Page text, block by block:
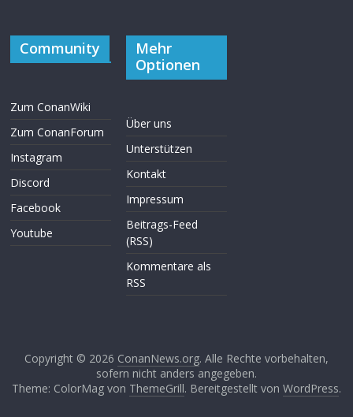
Community
Zum ConanWiki
Zum ConanForum
Instagram
Discord
Facebook
Youtube
Mehr
Optionen
Über uns
Unterstützen
Kontakt
Impressum
Beitrags-Feed
(RSS)
Kommentare als
RSS
Copyright © 2026 ConanNews.org. Alle Rechte vorbehalten,
sofern nicht anders angegeben.
Theme: ColorMag von ThemeGrill. Bereitgestellt von WordPress.